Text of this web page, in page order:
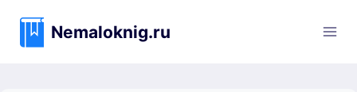
содержимому
Nemaloknig.ru